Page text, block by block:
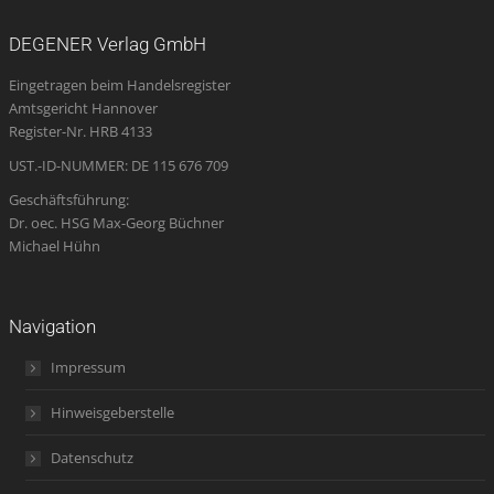
new
window
new
window
new
window
opens
in
new
new
DEGENER Verlag GmbH
Eingetragen beim Handelsregister
Amtsgericht Hannover
Register-Nr. HRB 4133
UST.-ID-NUMMER: DE 115 676 709
Geschäftsführung:
Dr. oec. HSG Max-Georg Büchner
Michael Hühn
Navigation
Impressum
Hinweisgeberstelle
Datenschutz